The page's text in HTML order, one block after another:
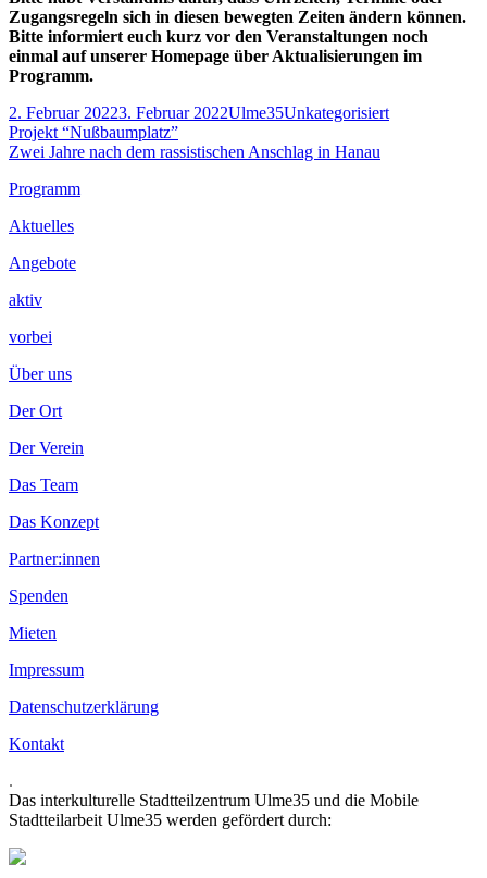
Zugangsregeln sich in diesen bewegten Zeiten ändern können.
Bitte informiert euch kurz vor den Veranstaltungen noch
einmal auf unserer Homepage über Aktualisierungen im
Programm.
Veröffentlicht
am
2. Februar 20223. Februar 2022Autor
Ulme35Kategorien
Unkategorisiert
Beitragsnavigation
Vorheriger
Beitrag:
Projekt “Nußbaumplatz”
Nächster
Zwei Jahre nach dem rassistischen Anschlag in Hanau
Footer
Inhalt
Programm
Aktuelles
Angebote
aktiv
vorbei
Über uns
Der Ort
Der Verein
Das Team
Das Konzept
Partner:innen
Spenden
Mieten
Impressum
Datenschutzerklärung
Kontakt
.
Das interkulturelle Stadtteilzentrum Ulme35 und die Mobile
Stadtteilarbeit Ulme35 werden gefördert durch: